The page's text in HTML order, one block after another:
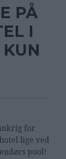
PÅ
I
for
lige ved
pool!